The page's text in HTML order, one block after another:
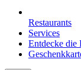
Restaurants
Services
Entdecke die